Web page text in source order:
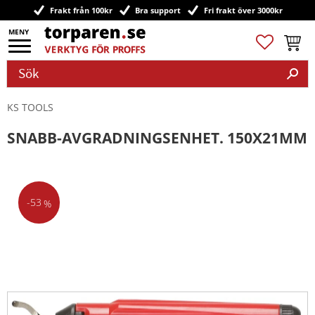
Meny
Frakt från 100kr Bra support Fri frakt över 3000kr
Favoriter
KS TOOLS
SNABB-AVGRADNINGSENHET. 150X21MM
53 %